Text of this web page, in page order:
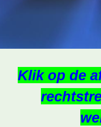
Klik op de